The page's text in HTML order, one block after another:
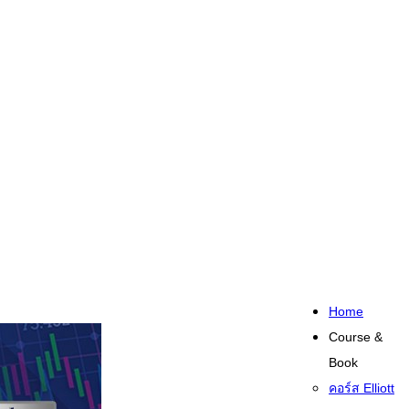
Home
Course &
Book
คอร์ส Elliott